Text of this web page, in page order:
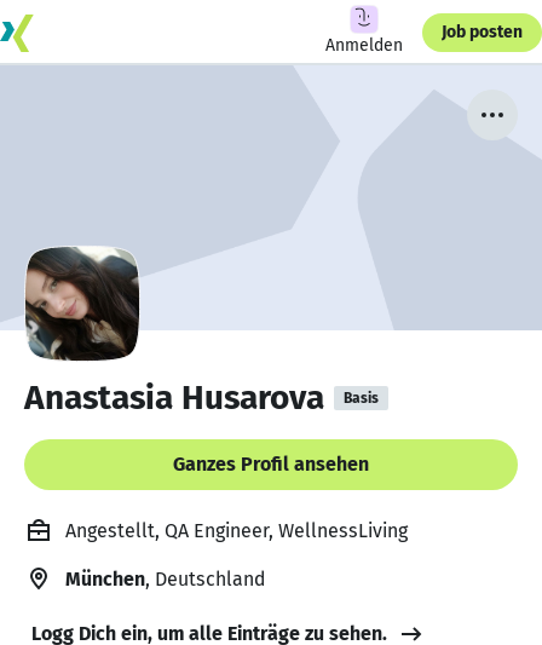
Anmelden
Job posten
Anastasia Husarova Basis
Ganzes Profil ansehen
Angestellt, QA Engineer, WellnessLiving
München, Deutschland
Logg Dich ein, um alle Einträge zu sehen.